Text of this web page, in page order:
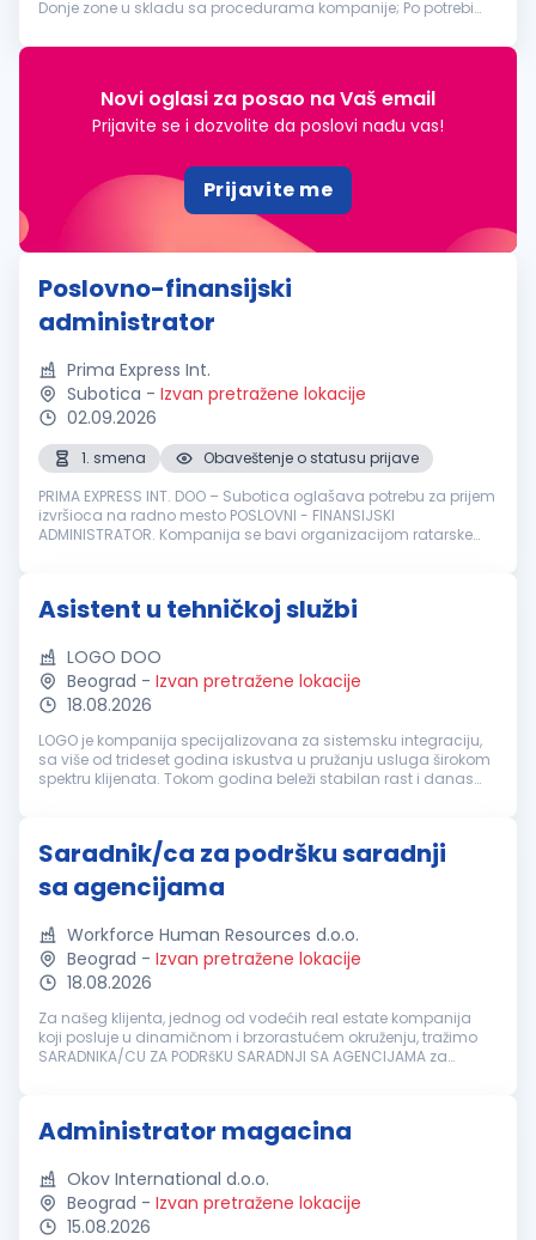
Donje zone u skladu sa procedurama kompanije; Po potrebi
engleskog na srps...
Novi oglasi za posao na Vaš email
Prijavite se i dozvolite da poslovi nađu vas!
Prijavite me
Poslovno-finansijski
administrator
Prima Express Int.
Subotica - Izvan pretražene lokacije
02.09.2026
1. smena
Obaveštenje o statusu prijave
PRIMA EXPRESS INT. DOO – Subotica oglašava potrebu za prijem
izvršioca na radno mesto POSLOVNI - FINANSIJSKI
ADMINISTRATOR. Kompanija se bavi organizacijom ratarske
Asistent u tehničkoj službi
LOGO DOO
Beograd - Izvan pretražene lokacije
18.08.2026
LOGO je kompanija specijalizovana za sistemsku integraciju,
sa više od trideset godina iskustva u pružanju usluga širokom
spektru klijenata. Tokom godina beleži stabilan rast i danas
Saradnik/ca za podršku saradnji
sa agencijama
Workforce Human Resources d.o.o.
Beograd - Izvan pretražene lokacije
18.08.2026
Za našeg klijenta, jednog od vodećih real estate kompanija
koji posluje u dinamičnom i brzorastućem okruženju, tražimo
SARADNIKA/CU ZA PODRšKU SARADNJI SA AGENCIJAMA za
Administrator magacina
Okov International d.o.o.
Beograd - Izvan pretražene lokacije
15.08.2026